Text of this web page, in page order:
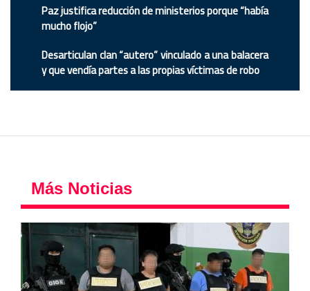
Paz justifica reducción de ministerios porque “había
mucho flojo”
Desarticulan clan “autero” vinculado a una balacera
y que vendía partes a las propias víctimas de robo
Más Noticias